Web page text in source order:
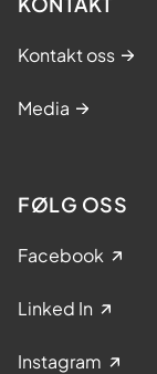
Kontakt oss
Media
FØLG OSS
Facebook
Linked In
Instagram